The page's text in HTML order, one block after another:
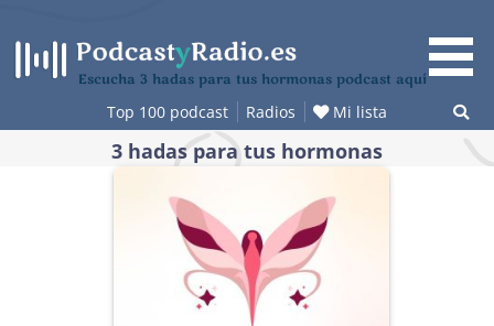
contenido
Escucha 3 hadas para tus hormonas podcast aquí
Top 100 podcast Radios Mi lista
3 hadas para tus hormonas